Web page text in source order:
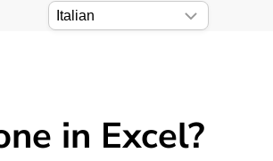
in Excel?